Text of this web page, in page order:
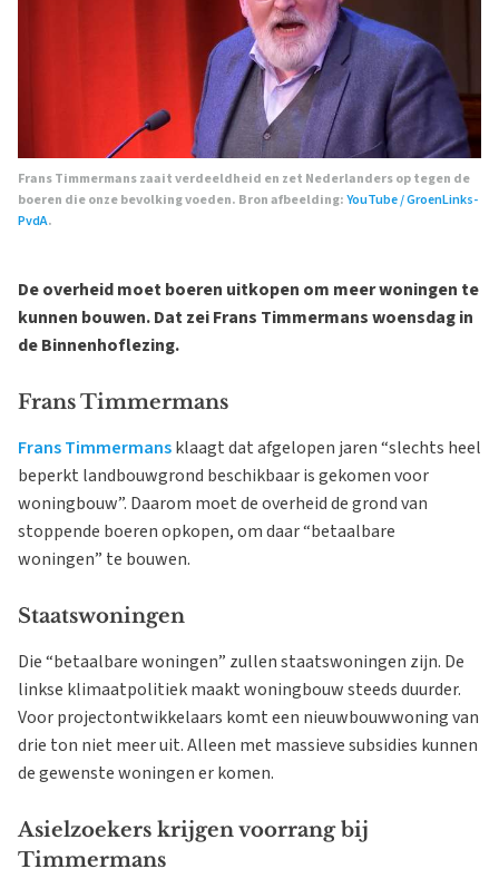
Frans Timmermans zaait verdeeldheid en zet Nederlanders op tegen de
boeren die onze bevolking voeden. Bron afbeelding:YouTube / GroenLinks-
PvdA.
De overheid moet boeren uitkopen om meer woningen te
kunnen bouwen. Dat zei Frans Timmermans woensdag in
de Binnenhoflezing.
Frans Timmermans
Frans Timmermansklaagt dat afgelopen jaren “slechts heel
beperkt landbouwgrond beschikbaar is gekomen voor
woningbouw”. Daarom moet de overheid de grond van
stoppende boeren opkopen, om daar “betaalbare
woningen” te bouwen.
Staatswoningen
Die “betaalbare woningen” zullen staatswoningen zijn. De
linkse klimaatpolitiek maakt woningbouw steeds duurder.
Voor projectontwikkelaars komt een nieuwbouwwoning van
drie ton niet meer uit. Alleen met massieve subsidies kunnen
de gewenste woningen er komen.
Asielzoekers krijgen voorrang bij
Timmermans